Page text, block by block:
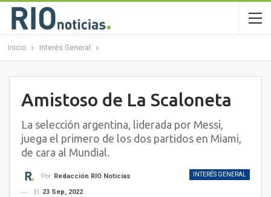
Inicio Interés General
Amistoso de La Scaloneta
La selección argentina, liderada por Messi,
juega el primero de los dos partidos en Miami,
de cara al Mundial.
INTERÉS GENERAL
Por Redacción RIO Noticias
El
23 Sep, 2022